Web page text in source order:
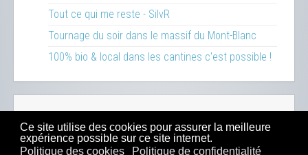
Ce site utilise des cookies pour assurer la meilleure
expérience possible sur ce site internet.
Politique des cookies
Politique de confidentialité
Tout ce qui me reste - SilvR
Tournage du soir dans le massif du Mont-Blanc
100% bio & local dans les cantines c'est possible !
Sitemap- Mentions Légales-Contact- Boutique